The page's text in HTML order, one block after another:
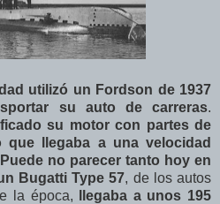
utilizó un Fordson de 1937
su auto de carreras.
su motor con partes de
llegaba a una velocidad
no parecer tanto hoy en
Bugatti Type 57, de los autos
la época, llegaba a unos 195